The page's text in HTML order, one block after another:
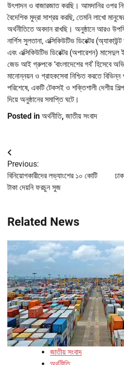
উৎপাদন ও বাজারজাত করছি। আমদানির ওপর
বৈদেশিক মুদ্রা সাশ্রয় করছি, তেমনি লাখো
অর্থনীতিতে অবদান রাখছি। অনুষ্ঠানে আরও
নার্গিস সুলতানা, এক্সিকিউটিভ ডিরেক্টর
এবং এক্সিকিউটিভ ডিরেক্টর (অপারেশন) মাসেদুল
জেড আই গ্রুপকে ‘বাংলাদেশের গর্ব’ হিসেবে
মানোন্নয়ন ও গ্রাহকসেবা নিশ্চিত করতে
পরিশেষে, একটি টেকসই ও শক্তিশালী দেশীয়
দিয়ে অনুষ্ঠানের সমাপ্তি ঘটে।
Posted in অর্থনীতি, জাতীয় সংবাদ
Post
navigation
Previous:
বিনিয়োগকারীদের লভ্যাংশের ১০ কোটি
টাকা দেয়নি ফরচুন সুজ
Related News
জাতীয় সংবাদ